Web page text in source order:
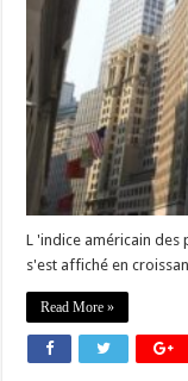
L 'indice américain des
s'est affiché en
Read More »